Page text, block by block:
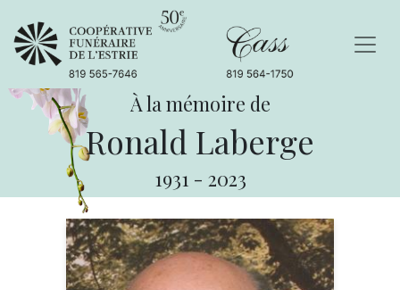
À la mémoire de
Ronald Laberge
1931 - 2023